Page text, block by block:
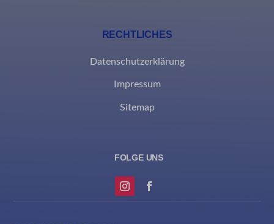
RECHTLICHES
Datenschutzerklärung
Impressum
Sitemap